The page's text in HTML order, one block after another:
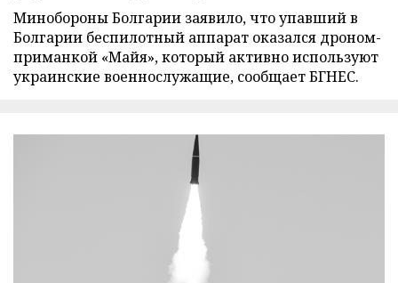
Минобороны Болгарии заявило, что упавший в
Болгарии беспилотный аппарат оказался дроном-
приманкой «Майя», который активно используют
украинские военнослужащие, сообщает БГНЕС.